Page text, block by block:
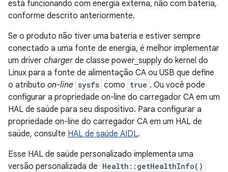
está funcionando com energia externa, não com bateria,
conforme descrito anteriormente.
Se o produto não tiver uma bateria e estiver sempre
conectado a uma fonte de energia, é melhor implementar
um driver chargerde classe power_supply do kernel do
Linux para a fonte de alimentação CA ou USB que define
o atributo on-line sysfs como true . Ou você pode
configurar a propriedade on-line do carregador CA em um
HAL de saúde para seu dispositivo. Para configurar a
propriedade on-line do carregador CA em um HAL de
saúde, consulte HAL de saúde AIDL.
Esse HAL de saúde personalizado implementa uma
versão personalizada de Health::getHealthInfo()